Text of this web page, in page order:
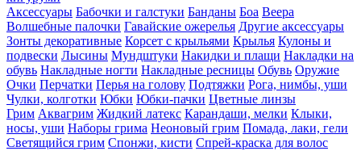
Аксессуары Бабочки и галстуки Банданы Боа Веера
Волшебные палочки Гавайские ожерелья Другие аксессуары
Зонты декоративные Корсет с крыльями Крылья Кулоны и
подвески Лысины Мундштуки Накидки и плащи Накладки на
обувь Накладные ногти Накладные ресницы Обувь Оружие
Очки Перчатки Перья на голову Подтяжки Рога, нимбы, уши
Чулки, колготки Юбки Юбки-пачки Цветные линзы
Грим Аквагрим Жидкий латекс Карандаши, мелки Клыки,
носы, уши Наборы грима Неоновый грим Помада, лаки, гели
Светящийся грим Спонжи, кисти Спрей-краска для волос